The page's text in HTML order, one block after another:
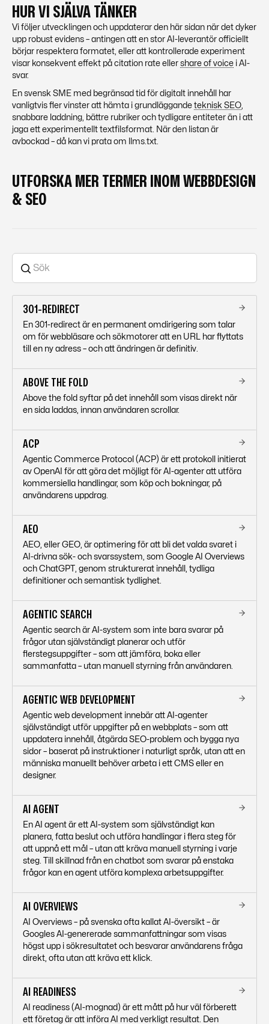
HUR VI SJÄLVA TÄNKER
Vi följer utvecklingen och uppdaterar den här sidan när det dyker
upp robust evidens – antingen att en stor AI-leverantör officiellt
börjar respektera formatet, eller att kontrollerade experiment
visar konsekvent effekt på citation rate eller share of voice i AI-
svar.
En svensk SME med begränsad tid för digitalt innehåll har
vanligtvis fler vinster att hämta i grundläggande teknisk SEO
snabbare laddning, bättre rubriker och tydligare entiteter än i att
jaga ett experimentellt textfilsformat. När den listan är
avbockad – då kan vi prata om llms.txt.
UTFORSKA MER TERMER INOM WEBBDESIGN
& SEO
301-REDIRECT
En 301-redirect är en permanent omdirigering som talar
om för webbläsare och sökmotorer att en URL har flyttats
till en ny adress – och att ändringen är definitiv.
ABOVE THE FOLD
Above the fold syftar på det innehåll som visas direkt när
en sida laddas, innan användaren scrollar.
ACP
Agentic Commerce Protocol (ACP) är ett protokoll initierat
av OpenAI för att göra det möjligt för AI-agenter att utföra
kommersiella handlingar, som köp och bokningar, på
användarens uppdrag.
AEO
AEO, eller GEO, är optimering för att bli det valda svaret i
AI-drivna sök- och svarssystem, som Google AI Overviews
och ChatGPT, genom strukturerat innehåll, tydliga
definitioner och semantisk tydlighet.
AGENTIC SEARCH
Agentic search är AI-system som inte bara svarar på
frågor utan självständigt planerar och utför
flerstegsuppgifter – som att jämföra, boka eller
sammanfatta – utan manuell styrning från användaren.
AGENTIC WEB DEVELOPMENT
Agentic web development innebär att AI-agenter
självständigt utför uppgifter på en webbplats – som att
uppdatera innehåll, åtgärda SEO-problem och bygga nya
sidor – baserat på instruktioner i naturligt språk, utan att en
människa manuellt behöver arbeta i ett CMS eller en
designer.
AI AGENT
En AI agent är ett AI-system som självständigt kan
planera, fatta beslut och utföra handlingar i flera steg för
att uppnå ett mål – utan att kräva manuell styrning i varje
steg. Till skillnad från en chatbot som svarar på enstaka
frågor kan en agent utföra komplexa arbetsuppgifter.
AI OVERVIEWS
AI Overviews – på svenska ofta kallat AI-översikt – är
Googles AI-genererade sammanfattningar som visas
högst upp i sökresultatet och besvarar användarens fråga
direkt, ofta utan att kräva ett klick.
AI READINESS
AI readiness (AI-mognad) är ett mått på hur väl förberett
ett företag är att införa AI med verkligt resultat. Den